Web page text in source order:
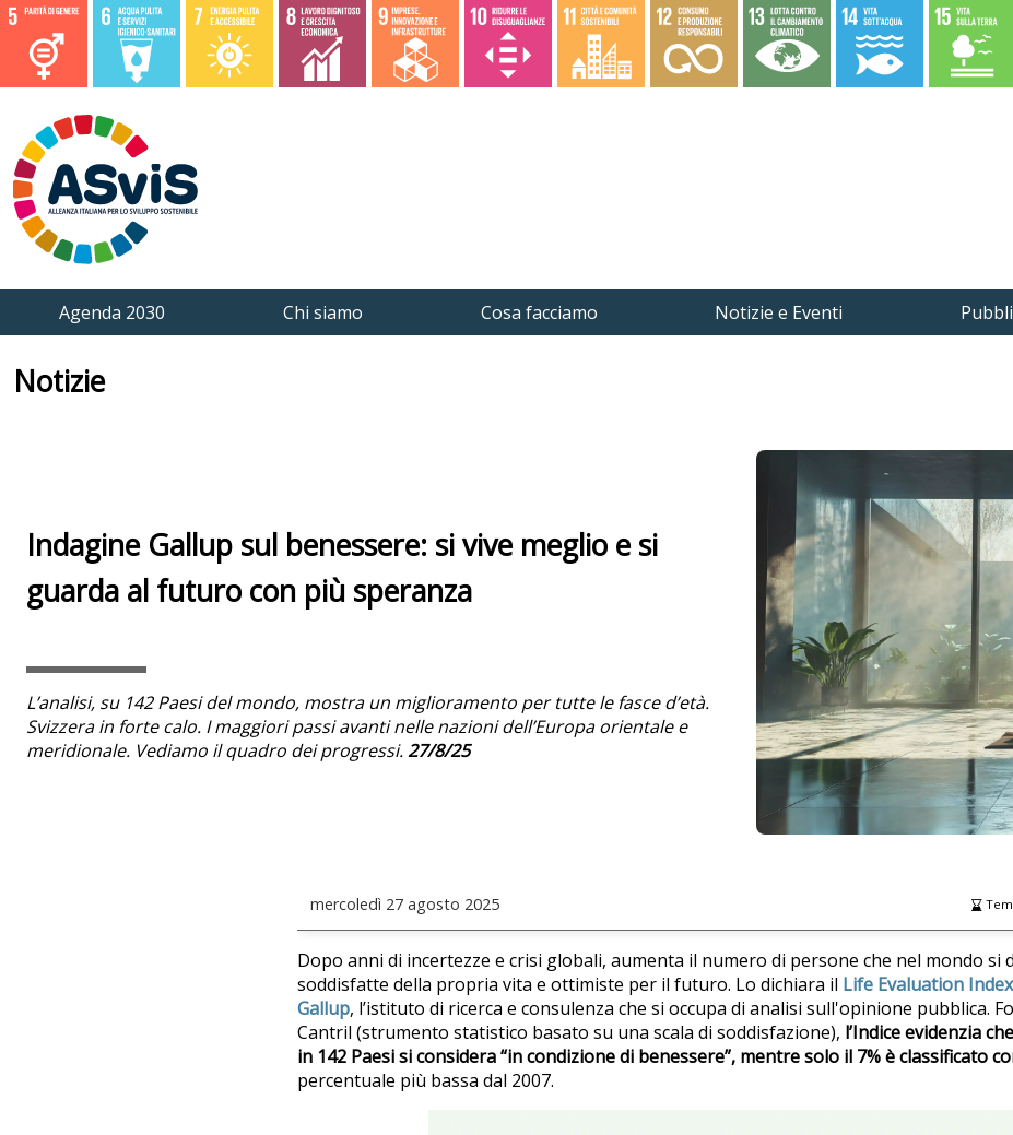
Agenda 2030 Chi siamo Cosa facciamo Notizie e Eventi
Notizie
Indagine Gallup sul benessere: si vive meglio e si
guarda al futuro con più speranza
L’analisi, su 142 Paesi del mondo, mostra un miglioramento per tutte le fasce d’età.
Svizzera in forte calo. I maggiori passi avanti nelle nazioni dell’Europa orientale e
meridionale. Vediamo il quadro dei progressi.27/8/25
mercoledì 27 agosto 2025
Dopo anni di incertezze e crisi globali, aumenta il numero di persone che nel mondo si
soddisfatte della propria vita e ottimiste per il futuro. Lo dichiara il Life Evaluation
Gallup, l’istituto di ricerca e consulenza che si occupa di analisi sull'opinione pubblica.
Cantril (strumento statistico basato su una scala di soddisfazione), l’Indice evidenzia
in 142 Paesi si considera “in condizione di benessere”, mentre solo il 7% è classificato
percentuale più bassa dal 2007.